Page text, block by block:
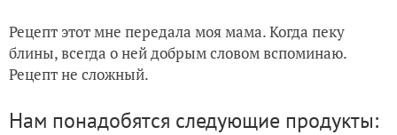
Рецепт этот мне передала моя мама. Когда пеку
блины, всегда о ней добрым словом вспоминаю.
Рецепт не сложный.
Нам понадобятся следующие продукты: